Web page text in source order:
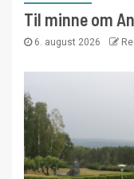
Til minne om
6. august 2026